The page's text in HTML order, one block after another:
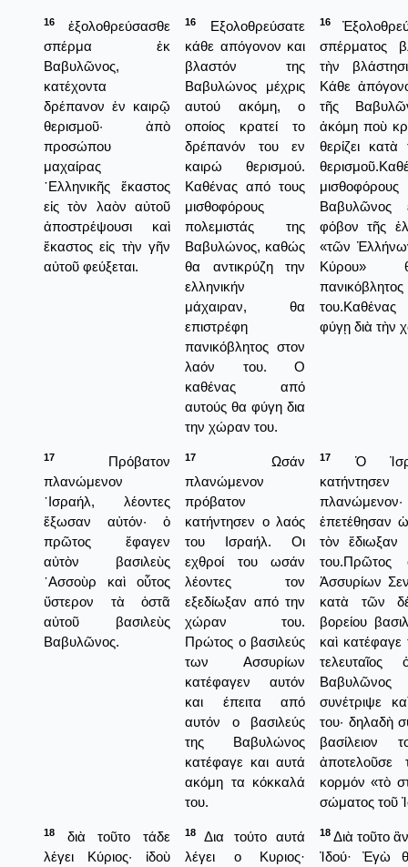
16
ἐξολοθρεύσασθε
σπέρμα ἐκ
Βαβυλῶνος,
κατέχοντα
δρέπανον ἐν καιρῷ
θερισμοῦ· ἀπὸ
προσώπου
μαχαίρας
῾Ελληνικῆς ἕκαστος
εἰς τὸν λαὸν αὐτοῦ
ἀποστρέψουσι καὶ
ἕκαστος εἰς τὴν γῆν
αὐτοῦ φεύξεται.
16
Εξολοθρεύσατε
κάθε απόγονον και
βλαστόν της
Βαβυλώνος μέχρις
αυτού ακόμη, ο
οποίος κρατεί το
δρέπανόν του εν
καιρώ θερισμού.
Καθένας από τους
μισθοφόρους
πολεμιστάς της
Βαβυλώνος, καθώς
θα αντικρύζη την
ελληνικήν
μάχαιραν, θα
επιστρέφη
πανικόβλητος στον
λαόν του. Ο
καθένας από
αυτούς θα φύγη δια
την χώραν του.
16
σπέρματος
τὴν
Κάθε
τῆς
ἀκόμη ποὺ
θερίζει
Βαβυλῶνος
φόβον τῆς
«τῶν
Κύρου»
φύγῃ διὰ τὴν
17
Πρόβατον
πλανώμενον
᾿Ισραήλ, λέοντες
ἔξωσαν αὐτόν· ὁ
πρῶτος ἔφαγεν
αὐτὸν βασιλεὺς
᾿Ασσοὺρ καὶ οὗτος
ὕστερον τὰ ὀστᾶ
αὐτοῦ βασιλεὺς
Βαβυλῶνος.
17
Ωσάν
πλανώμενον
πρόβατον
κατήντησεν ο λαός
του Ισραήλ. Οι
εχθροί του ωσάν
λέοντες τον
εξεδίωξαν από την
χώραν του.
Πρώτος ο βασιλεύς
των Ασσυρίων
κατέφαγεν αυτόν
και έπειτα από
αυτόν ο βασιλεύς
της Βαβυλώνος
κατέφαγε και αυτά
ακόμη τα κόκκαλά
του.
17
Ὁ
πλανώμενον·
ἐπετέθησαν
τὸν
του.Πρῶτος
Ἀσσυρίων
κατὰ τῶν
βορείου
καὶ κατέφαγε
Βαβυλῶνος
συνέτριψε
του· δηλαδὴ
βασίλειον
ἀποτελοῦσε
κορμόν «τὸ
σώματος τοῦ
18
διὰ τοῦτο τάδε
λέγει Κύριος· ἰδοὺ
18
Δια τούτο αυτά
λέγει ο Κυριος·
18 Διὰ τοῦτο
Ἰδού· Ἐγὼ